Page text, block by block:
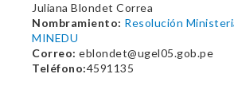
Juliana Blondet Correa
Nombramiento: Resolución
MINEDU
Correo: eblondet@ugel05.gob.pe
Teléfono:4591135